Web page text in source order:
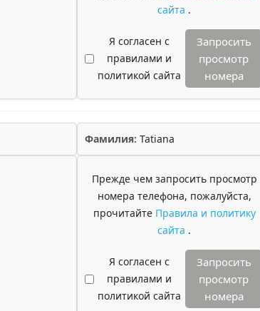
сайта .
Я согласен с
правилами и
политикой сайта
Запросить
просмотр
номера
Фамилия: Tatiana
Прежде чем запросить просмотр
номера телефона, пожалуйста,
прочитайте Правила и политику
сайта .
Я согласен с
правилами и
политикой сайта
Запросить
просмотр
номера